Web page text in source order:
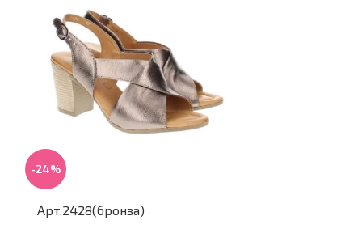
-24%
Арт.2428(бронза)